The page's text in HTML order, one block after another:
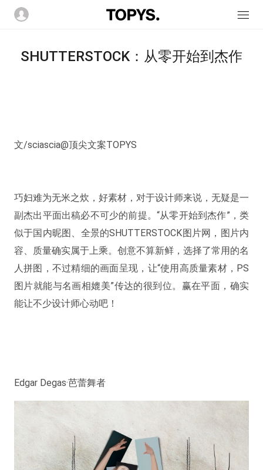
SHUTTERSTOCK：从零开始到杰作
文/sciascia@顶尖文案TOPYS
巧妇难为无米之炊，好素材，对于设计师来说，无疑是一
副杰出平面出稿必不可少的前提。“从零开始到杰作”，类
似于国内昵图、全景的SHUTTERSTOCK图片网，图片内
容、质量确实属于上乘。创意不算新鲜，选择了常用的名
人拼图，不过精细的画面呈现，让“使用高质量素材，PS
图片就能与名画相媲美”传达的很到位。赢在平面，确实
能让不少设计师心动吧！
Edgar Degas·芭蕾舞者